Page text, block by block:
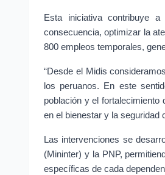
Esta iniciativa contribuye
consecuencia, optimizar la
800 empleos temporales,
“Desde el Midis
los peruanos. En este
población y el
en el bienestar y la seguridad
Las intervenciones se
(Mininter) y la PNP,
específicas de cada